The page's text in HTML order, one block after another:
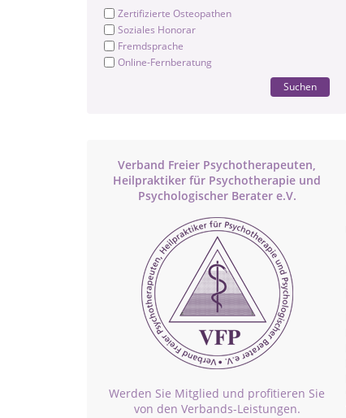
Zertifizierte Osteopathen
Soziales Honorar
Fremdsprache
Online-Fernberatung
Suchen
Verband Freier Psychotherapeuten,
Heilpraktiker für Psychotherapie und
Psychologischer Berater e.V.
Werden Sie Mitglied und profitieren Sie
von den Verbands-Leistungen.